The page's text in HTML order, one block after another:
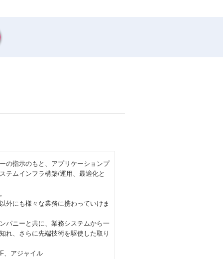
の指示のもと、アプリケーションプ
テムインフラ構築/運用、最適化と
外にも様々な業務に携わっていけま
パニーと共に、業務システムから一
れ、さらに先端技術を駆使した取り
、アジャイル